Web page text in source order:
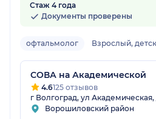
Стаж 4 года
Документы проверены
офтальмолог Взрослый,
СОВА на Академической
4.6125 отзывов
г Волгоград, ул
Ворошиловский район